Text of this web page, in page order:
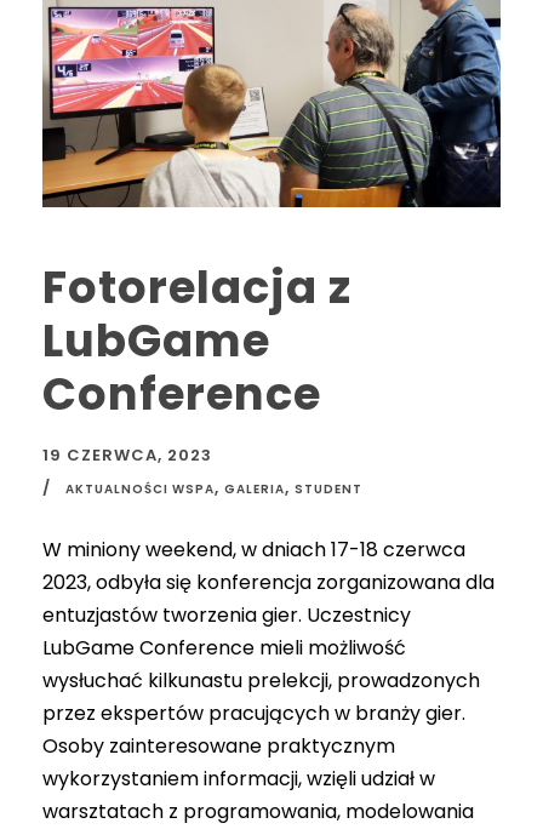
Fotorelacja z
LubGame
Conference
19 CZERWCA, 2023
AKTUALNOŚCI WSPA, GALERIA, STUDENT
W miniony weekend, w dniach 17-18 czerwca
2023, odbyła się konferencja zorganizowana dla
entuzjastów tworzenia gier. Uczestnicy
LubGame Conference mieli możliwość
wysłuchać kilkunastu prelekcji, prowadzonych
przez ekspertów pracujących w branży gier.
Osoby zainteresowane praktycznym
wykorzystaniem informacji, wzięli udział w
warsztatach z programowania, modelowania